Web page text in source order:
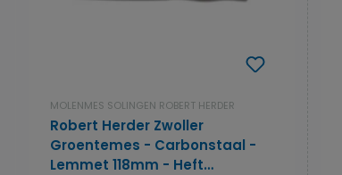
MOLENMES SOLINGEN ROBERT HERDER
Robert Herder Zwoller
Groentemes - Carbonstaal -
Lemmet 118mm - Heft